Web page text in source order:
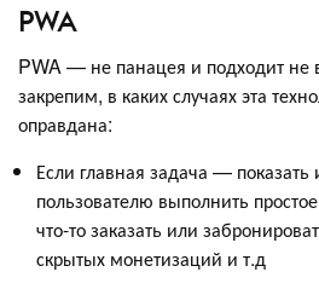
PWA
PWA — не панацея и подходит не
закрепим, в каких случаях эта
оправдана:
Если главная задача —
пользователю выполнить
что-то заказать или
скрытых монетизаций и т.д